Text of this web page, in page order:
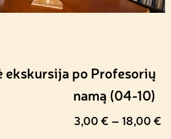
ekskursija po Profesorių
namą (04-10)
3,00€ – 18,00€